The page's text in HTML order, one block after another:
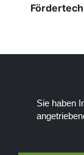
Sie haben